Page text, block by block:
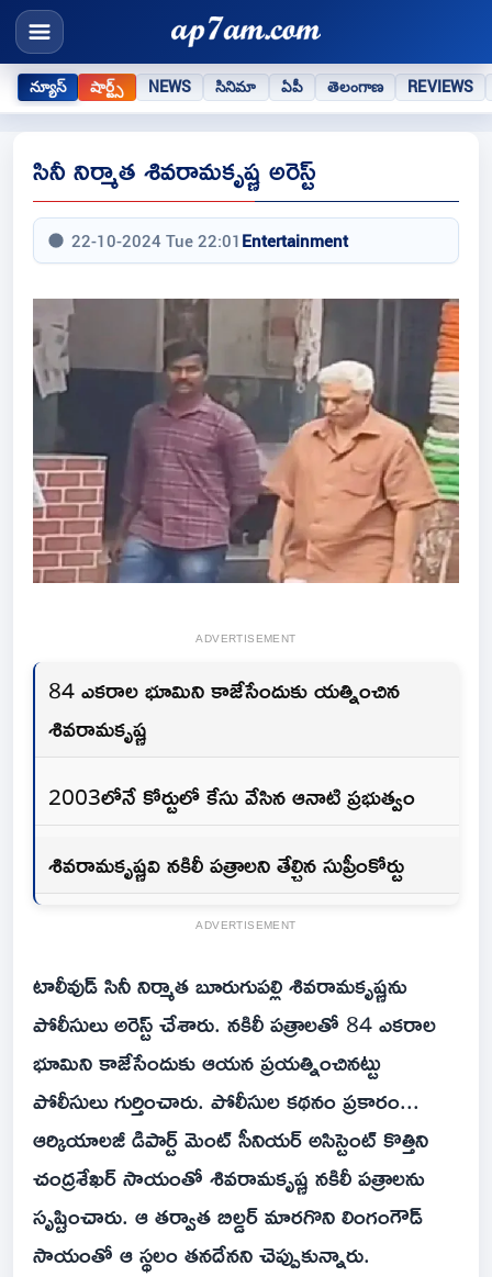
న్యూస్ షార్ట్స్ NEWS సినిమా ఏపీ తెలంగాణ REVIEWS
సినీ నిర్మాత శివరామకృష్ణ అరెస్ట్
22-10-2024 Tue 22:01 Entertainment
ADVERTISEMENT
84 ఎకరాల భూమిని కాజేసేందుకు యత్నించిన
శివరామకృష్ణ
2003లోనే కోర్టులో కేసు వేసిన ఆనాటి ప్రభుత్వం
శివరామకృష్ణవి నకిలీ పత్రాలని తేల్చిన సుప్రీంకోర్టు
ADVERTISEMENT
టాలీవుడ్ సినీ నిర్మాత బూరుగుపల్లి శివరామకృష్ణను
పోలీసులు అరెస్ట్ చేశారు. నకిలీ పత్రాలతో 84 ఎకరాల
భూమిని కాజేసేందుకు ఆయన ప్రయత్నించినట్టు
పోలీసులు గుర్తించారు. పోలీసుల కథనం ప్రకారం...
ఆర్కియాలజీ డిపార్ట్ మెంట్ సీనియర్ అసిస్టెంట్ కొత్తిని
చంద్రశేఖర్ సాయంతో శివరామకృష్ణ నకిలీ పత్రాలను
సృష్టించారు. ఆ తర్వాత బిల్డర్ మారగొని లింగంగౌడ్
సాయంతో ఆ స్థలం తనదేనని చెప్పుకున్నారు.